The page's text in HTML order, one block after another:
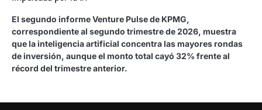
El segundo informe Venture Pulse de KPMG,
correspondiente al segundo trimestre de 2026, muestra
que la inteligencia artificial concentra las mayores rondas
de inversión, aunque el monto total cayó 32% frente al
récord del trimestre anterior.